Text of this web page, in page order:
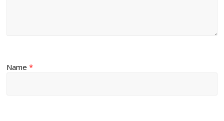
Name*